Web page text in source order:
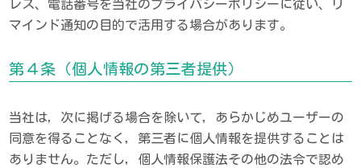
レス、電話番号を当社のプライバシーポリシーに従い、リ
マインド通知の目的で活用する場合があります。
第４条（個人情報の第三者提供）
当社は，次に掲げる場合を除いて，あらかじめユーザーの
同意を得ることなく，第三者に個人情報を提供することは
ありません。ただし，個人情報保護法その他の法令で認め